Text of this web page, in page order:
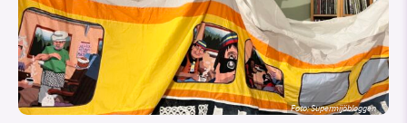
Foto: Supermijöbloggen